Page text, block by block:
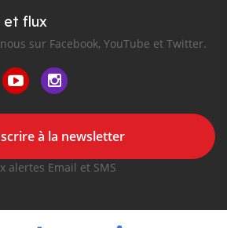
et flux
sur Facebook, YouTube et Twitter.
à la newsletter
alertes Email et SMS